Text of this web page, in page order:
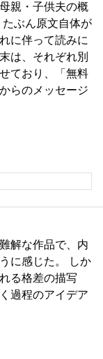
親・子供夫の概
ぶん原文自体が
に伴って読みに
は、それぞれ別
ており、「無料
らのメッセージ
解な作品で、内
に感じた。 しか
る格差の描写
過程のアイデア